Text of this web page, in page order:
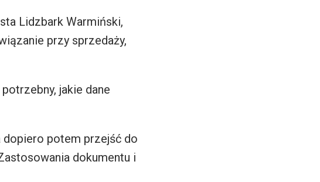
Lidzbark Warmiński,
przy sprzedaży,
jakie dane
potem przejść do
dokumentu i